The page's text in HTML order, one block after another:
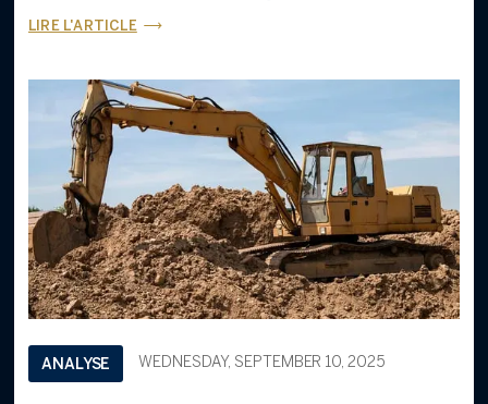
LIRE L'ARTICLE
ANALYSE WEDNESDAY, SEPTEMBER 10, 2025